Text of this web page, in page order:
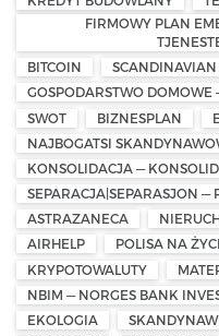
FIRMOWY PLAN
BITCOIN
SCANDINAVIAN
GOSPODARSTWO DOMOWE
SWOT
BIZNESPLAN
NAJBOGATSI
KONSOLIDACJA —
SEPARACJA|SEPARASJON —
ASTRAZANECA
AIRHELP
POLISA NA
KRYPOTOWALUTY
NBIM — NORGES BANK
EKOLOGIA